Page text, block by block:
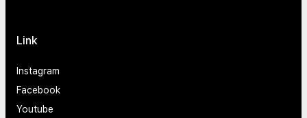
Link
Instagram
Facebook
Youtube